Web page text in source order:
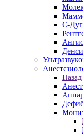
С-
Назад